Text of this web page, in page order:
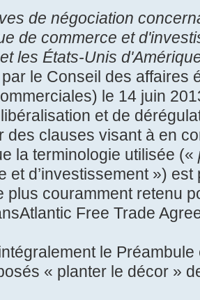
de négociation
de commerce et
les États-Unis
le Conseil des affaires
le 14 juin
et de
des clauses visant à en
la terminologie utilisée («
et d’investissement »)
plus couramment retenu
Free Trade
le
« planter le décor »